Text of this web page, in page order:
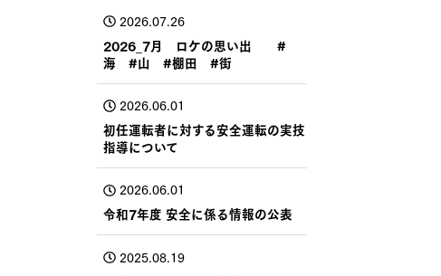
2026.07.26
2026_7月 ロケの思い出 #
海 #山 #棚田 #街
2026.06.01
初任運転者に対する安全運転の実技
指導について
2026.06.01
令和7年度 安全に係る情報の公表
2025.08.19